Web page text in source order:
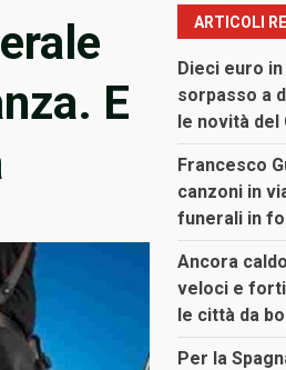
E
ARTICOLI
Dieci euro
sorpasso a
le novità del
Francesco
canzoni in
funerali in
Ancora
veloci e
le città da
Per la